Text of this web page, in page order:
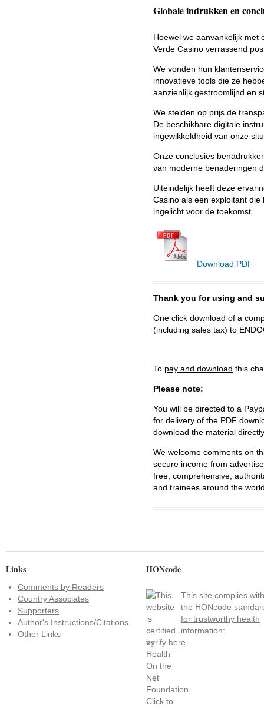
Globale indrukken en
Hoewel we aanvankelijk met
Verde Casino verrassend
We vonden hun
innovatieve tools die ze
aanzienlijk gestroomlijnd en
We stelden op prijs de
De beschikbare digitale
ingewikkeldheid van onze
Onze conclusies
van moderne benaderingen
Uiteindelijk heeft deze
Casino als een exploitant
ingelicht voor de toekomst.
Download PDF
Thank you for using and
One click download of a
(including sales tax) to
To pay and download this
Please note:
You will be directed to a
for delivery of the PDF
download the material
We welcome comments on
secure income from
free, comprehensive,
and trainees around the
Links
Comments by Readers
Country Associates
Supporters
Author's Instructions/Citations
Other Links
HONcode
This site complies with
the HONcode
for trustworthy health
information:
verify here